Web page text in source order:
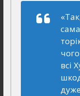
всі